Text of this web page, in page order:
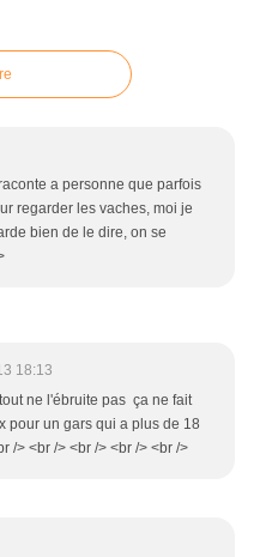
a personne que parfois
regarder les vaches, moi je
bien de le dire, on se
18:13
ne l'ébruite pas ça ne fait
pour un gars qui a plus de 18
/> <br /> <br /> <br /> <br />